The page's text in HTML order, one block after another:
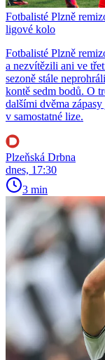
Fotbalisté Plzně
ligové kolo
Fotbalisté Plzně
a nezvítězili ani ve
sezoně stále
kontě sedm bodů. O
dalšími dvěma
v samostatné lize.
Plzeňská Drbna
dnes, 17:30
3 min